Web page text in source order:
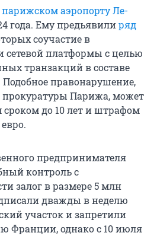
аэропорту Ле-
года. Ему предьявилиряд
соучастие в
платформы с целью
транзакций в составе
правонарушение,
прокуратуры Парижа, может
до 10 лет и штрафом
предпринимателя
контроль с
залог в размере 5 млн
дважды в неделю
участок и запретили
Франции, однако с 10 июля